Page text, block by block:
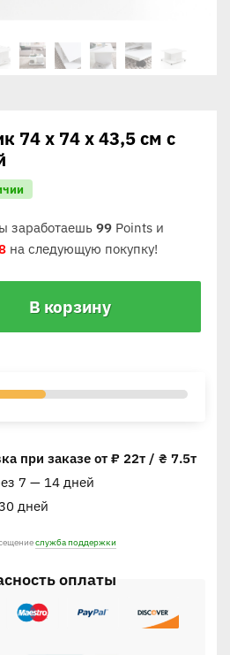
74 x 74 x 43,5 см с
заработаешь 99Points и
на следующую покупку!
В корзину
при заказе от ₽ 22т / ₴ 7.5т
7 — 14 дней
дней
служба поддержки
оплаты